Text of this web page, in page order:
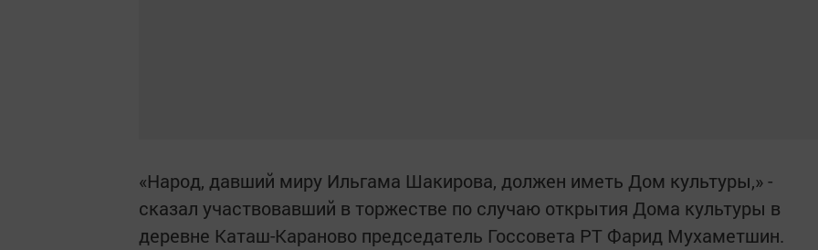
«Народ, давший миру Ильгама Шакирова, должен иметь Дом культуры,» -
сказал участвовавший в торжестве по случаю открытия Дома культуры в
деревне Каташ-Караново председатель Госсовета РТ Фарид Мухаметшин.